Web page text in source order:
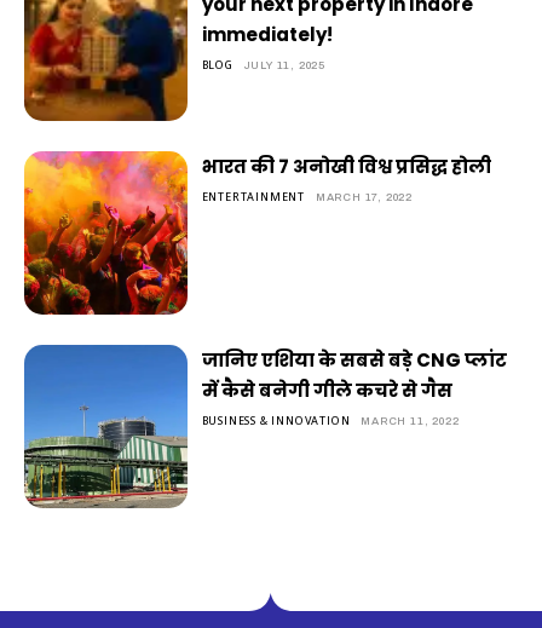
immediately!
BLOG JULY 11, 2025
भारत की 7 अनोखी विश्व प्रसिद्ध होली
ENTERTAINMENT MARCH 17, 2022
जानिए एशिया के सबसे बड़े CNG प्लांट
में कैसे बनेगी गीले कचरे से गैस
BUSINESS & INNOVATION MARCH 11, 2022